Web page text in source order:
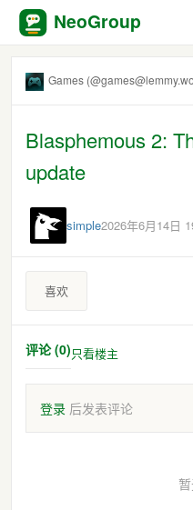
NeoGroup
Games
Blasphemous 2:
update
simple2026年6月14日
喜欢
评论 (0)只看楼主
登录 后发表评论